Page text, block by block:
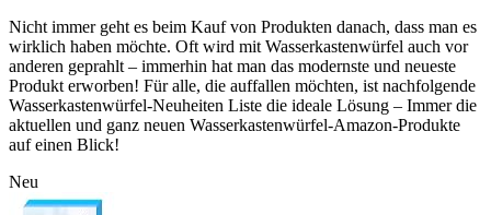
Nicht immer geht es beim Kauf von Produkten danach, dass man es
wirklich haben möchte. Oft wird mit Wasserkastenwürfel auch vor
anderen geprahlt – immerhin hat man das modernste und neueste
Produkt erworben! Für alle, die auffallen möchten, ist nachfolgende
Wasserkastenwürfel-Neuheiten Liste die ideale Lösung – Immer die
aktuellen und ganz neuen Wasserkastenwürfel-Amazon-Produkte
auf einen Blick!
Neu